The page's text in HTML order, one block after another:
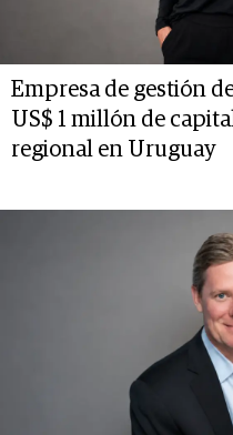
Empresa de gestión
US$ 1 millón de
regional en Uruguay